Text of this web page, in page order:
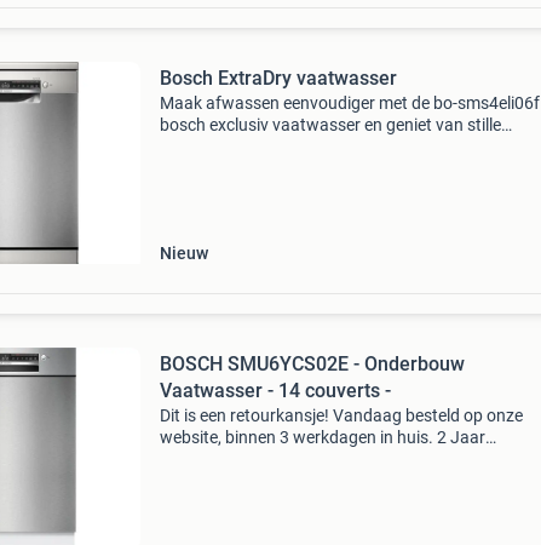
Bosch ExtraDry vaatwasser
Maak afwassen eenvoudiger met de bo-sms4eli06f
bosch exclusiv vaatwasser en geniet van stille
Nieuw
BOSCH SMU6YCS02E - Onderbouw
Vaatwasser - 14 couverts -
Dit is een retourkansje! Vandaag besteld op onze
website, binnen 3 werkdagen in huis. 2 Jaar